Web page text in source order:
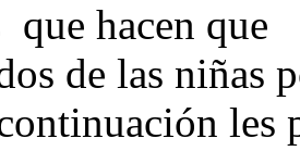
que hacen
de las niñas
les